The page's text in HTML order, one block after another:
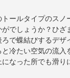
トールタイプのス
がでしょうか？ひ
ろで蝶結びするデ
と冷たい空気の流
になった所でも滑